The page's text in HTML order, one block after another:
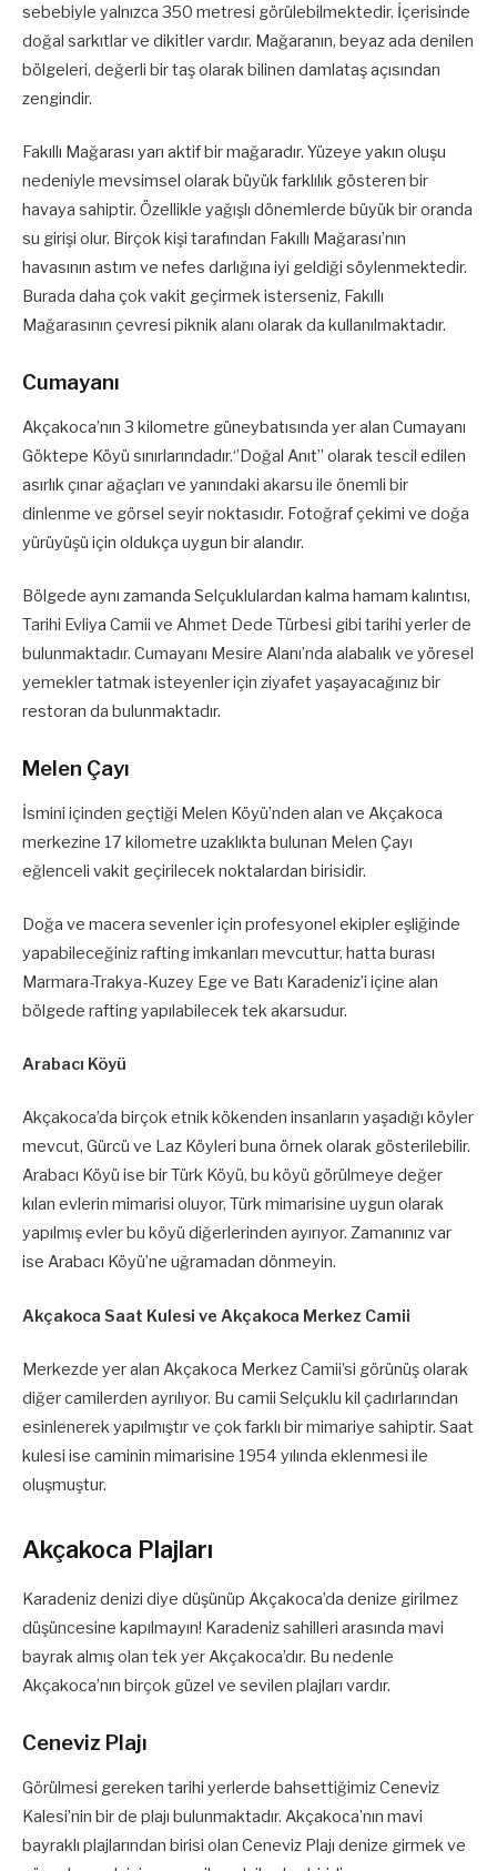
sebebiyle yalnızca 350 metresi görülebilmektedir. İçerisinde
doğal sarkıtlar ve dikitler vardır. Mağaranın, beyaz ada denilen
bölgeleri, değerli bir taş olarak bilinen damlataş açısından
zengindir.
Fakıllı Mağarası yarı aktif bir mağaradır. Yüzeye yakın oluşu
nedeniyle mevsimsel olarak büyük farklılık gösteren bir
havaya sahiptir. Özellikle yağışlı dönemlerde büyük bir oranda
su girişi olur. Birçok kişi tarafından Fakıllı Mağarası’nın
havasının astım ve nefes darlığına iyi geldiği söylenmektedir.
Burada daha çok vakit geçirmek isterseniz, Fakıllı
Mağarasının çevresi piknik alanı olarak da kullanılmaktadır.
Cumayanı
Akçakoca’nın 3 kilometre güneybatısında yer alan Cumayanı
Göktepe Köyü sınırlarındadır.‘’Doğal Anıt’’ olarak tescil edilen
asırlık çınar ağaçları ve yanındaki akarsu ile önemli bir
dinlenme ve görsel seyir noktasıdır. Fotoğraf çekimi ve doğa
yürüyüşü için oldukça uygun bir alandır.
Bölgede aynı zamanda Selçuklulardan kalma hamam kalıntısı,
Tarihi Evliya Camii ve Ahmet Dede Türbesi gibi tarihi yerler de
bulunmaktadır. Cumayanı Mesire Alanı’nda alabalık ve yöresel
yemekler tatmak isteyenler için ziyafet yaşayacağınız bir
restoran da bulunmaktadır.
Melen Çayı
İsmini içinden geçtiği Melen Köyü’nden alan ve Akçakoca
merkezine 17 kilometre uzaklıkta bulunan Melen Çayı
eğlenceli vakit geçirilecek noktalardan birisidir.
Doğa ve macera sevenler için profesyonel ekipler eşliğinde
yapabileceğiniz rafting imkanları mevcuttur, hatta burası
Marmara-Trakya-Kuzey Ege ve Batı Karadeniz’i içine alan
bölgede rafting yapılabilecek tek akarsudur.
Arabacı Köyü
Akçakoca’da birçok etnik kökenden insanların yaşadığı köyler
mevcut, Gürcü ve Laz Köyleri buna örnek olarak gösterilebilir.
Arabacı Köyü ise bir Türk Köyü, bu köyü görülmeye değer
kılan evlerin mimarisi oluyor, Türk mimarisine uygun olarak
yapılmış evler bu köyü diğerlerinden ayırıyor. Zamanınız var
ise Arabacı Köyü’ne uğramadan dönmeyin.
Akçakoca Saat Kulesi ve Akçakoca Merkez Camii
Merkezde yer alan Akçakoca Merkez Camii’si görünüş olarak
diğer camilerden ayrılıyor. Bu camii Selçuklu kil çadırlarından
esinlenerek yapılmıştır ve çok farklı bir mimariye sahiptir. Saat
kulesi ise caminin mimarisine 1954 yılında eklenmesi ile
oluşmuştur.
Akçakoca Plajları
Karadeniz denizi diye düşünüp Akçakoca’da denize girilmez
düşüncesine kapılmayın! Karadeniz sahilleri arasında mavi
bayrak almış olan tek yer Akçakoca’dır. Bu nedenle
Akçakoca’nın birçok güzel ve sevilen plajları vardır.
Ceneviz Plajı
Görülmesi gereken tarihi yerlerde bahsettiğimiz Ceneviz
Kalesi’nin bir de plajı bulunmaktadır. Akçakoca’nın mavi
bayraklı plajlarından birisi olan Ceneviz Plajı denize girmek ve